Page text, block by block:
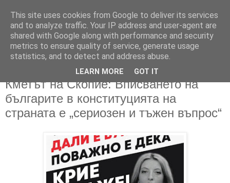
Кметът на Скопие: Вписването на
българите в конституцията на
страната e „сериозен и тъжен въпрос“
This site uses cookies from Google to deliver its services
and to analyze traffic. Your IP address and user-agent are
shared with Google along with performance and security
metrics to ensure quality of service, generate usage
statistics, and to detect and address abuse.
LEARN MORE GOT IT